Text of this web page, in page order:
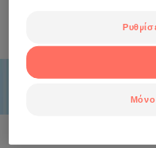
Βρες
Μόνο